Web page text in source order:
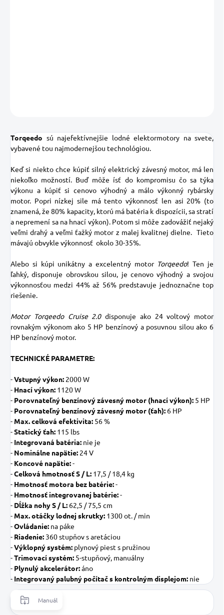
Torqeedo sú najefektívnejšie lodné elektormotory na svete,
vybavené tou najmodernejšou technológiou.
Keď si niekto chce kúpiť silný elektrický závesný motor, má len
niekoľko možností. Buď môže ísť do kompromisu čo sa týka
výkonu a kúpiť si cenovo výhodný a málo výkonný rybársky
motor. Popri nízkej sile má tento výkonnosť len asi 20% (to
znamená, že 80% kapacity, ktorú má batéria k dispozícii, sa stratí
a nepremení sa na hnací výkon). Potom si môže zadovážiť nejaký
veľmi drahý a veľmi ťažký motor z malej kvalitnej dielne. Tieto
mávajú obvykle výkonnosť okolo 30-35%.
Alebo si kúpi unikátny a excelentný motor Torqeedo! Ten je
ľahký, disponuje obrovskou silou, je cenovo výhodný a svojou
výkonnosťou medzi 44% až 56% predstavuje jednoznačne top
riešenie.
Motor Torqeedo Cruise 2.0disponuje ako 24 voltový motor
rovnakým výkonom ako 5 HP benzínový a posuvnou silou ako 6
HP benzínový motor.
TECHNICKÉ PARAMETRE:
-Vstupný výkon: 2000 W
- Hnací výkon: 1120 W
- Porovnateľný benzínový závesný motor (hnací výkon): 5 HP
- Porovnateľný benzínový závesný motor (ťah): 6 HP
- Max. celková efektivita: 56 %
-Statický ťah: 115 lbs
- Integrovaná batéria: nie je
- Nominálne napätie: 24 V
- Koncové napätie:-
-Celková hmotnosť S / L: 17,5 / 18,4 kg
- Hmotnosť motora bez batérie:-
- Hmotnosť integrovanej batérie:-
- Dĺžka nohy S / L: 62,5 / 75,5 cm
- Max. otáčky lodnej skrutky: 1300 ot. / min
-Ovládanie: na páke
- Riadenie: 360 stupňov s aretáciou
-Výklopný systém: plynový piest s pružinou
-Trimovací systém: 5-stupňový, manuálny
- Plynulý akcelerátor:áno
- Integrovaný palubný počítač s kontrolným displejom: nie
Manuál